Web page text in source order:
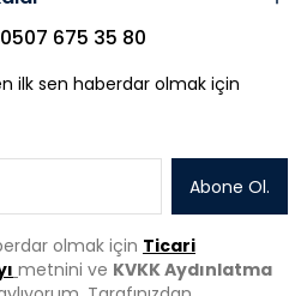
675 35 80
ilk sen haberdar olmak için
Abone Ol.
olmak için Ticari
metnini ve KVKK Aydınlatma